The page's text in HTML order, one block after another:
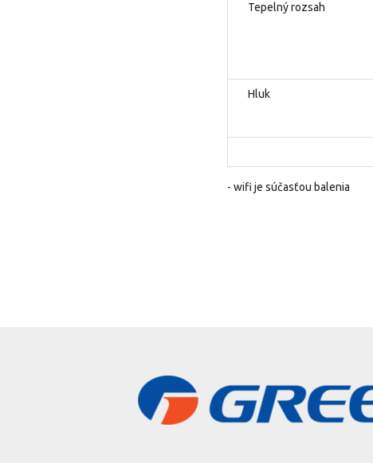
Tepelný rozsah
Hluk
- wifi je súčasťou balenia